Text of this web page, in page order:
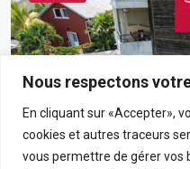
Nous respectons
En cliquant sur «Accepter»,
cookies et autres traceurs
vous permettre de gérer vos